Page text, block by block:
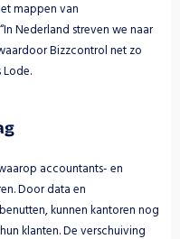
mappen van
Nederland streven we naar
Bizzcontrol net zo
Lode.
accountants- en
Door data en
kunnen kantoren nog
klanten. De verschuiving